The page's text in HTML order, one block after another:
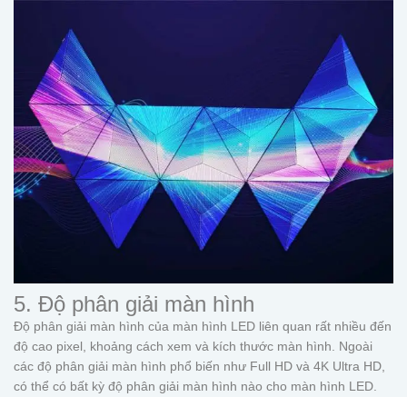
5. Độ phân giải màn hình
Độ phân giải màn hình của màn hình LED liên quan rất nhiều đến
độ cao pixel, khoảng cách xem và kích thước màn hình. Ngoài
các độ phân giải màn hình phổ biến như Full HD và 4K Ultra HD,
có thể có bất kỳ độ phân giải màn hình nào cho màn hình LED.